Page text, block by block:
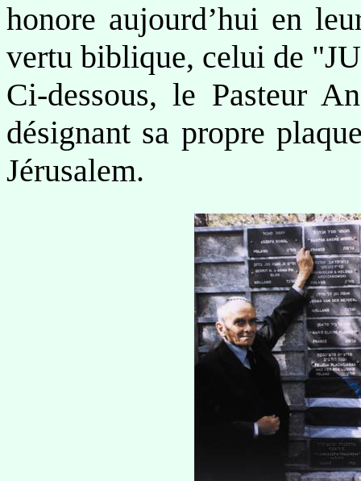
honore aujourd’hui en
vertu biblique, celui de
Ci-dessous, le Pasteur
désignant sa propre
Jérusalem.